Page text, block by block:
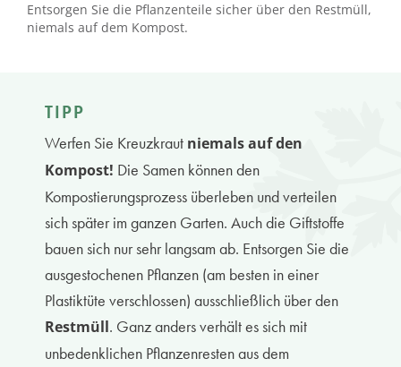
Entsorgen Sie die Pflanzenteile sicher über den Restmüll,
niemals auf dem Kompost.
TIPP
Werfen Sie Kreuzkraut niemals auf den
Kompost! Die Samen können den
Kompostierungsprozess überleben und verteilen
sich später im ganzen Garten. Auch die Giftstoffe
bauen sich nur sehr langsam ab. Entsorgen Sie die
ausgestochenen Pflanzen (am besten in einer
Plastiktüte verschlossen) ausschließlich über den
Restmüll. Ganz anders verhält es sich mit
unbedenklichen Pflanzenresten aus dem